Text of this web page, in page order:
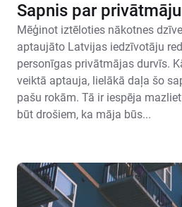
Sapnis par privātmāju
Mēģinot iztēloties nākotnes
aptaujāto Latvijas iedzīvotāju
personīgas privātmājas durvīs.
veiktā aptauja, lielākā daļa šo
pašu rokām. Tā ir iespēja
būt drošiem, ka māja būs...